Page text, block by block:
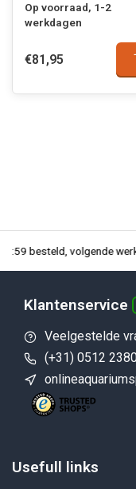
Op voorraad, 1-2
werkdagen
€81,95
besteld, volgende
Klantenservice
Veelgestelde
(+31) 0512
Usefull links